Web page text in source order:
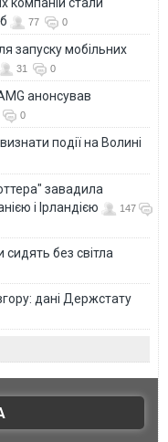
77 0
запуску мобільних
31 0
анонсував
0
події на Волині
завадила
і Ірландією
147
без світла
дані Держстату